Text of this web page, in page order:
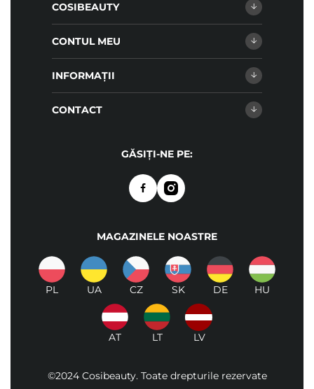
COSIBEAUTY
CONTUL MEU
INFORMAȚII
CONTACT
GĂSIȚI-NE PE:
MAGAZINELE NOASTRE
PL UA CZ SK DE HU
AT LT LV
©2024 Cosibeauty. Toate drepturile rezervate